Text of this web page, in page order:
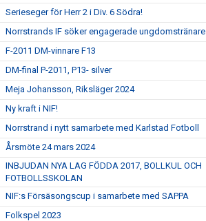
Serieseger för Herr 2 i Div. 6 Södra!
Norrstrands IF söker engagerade ungdomstränare
F-2011 DM-vinnare F13
DM-final P-2011, P13- silver
Meja Johansson, Riksläger 2024
Ny kraft i NIF!
Norrstrand i nytt samarbete med Karlstad Fotboll
Årsmöte 24 mars 2024
INBJUDAN NYA LAG FÖDDA 2017, BOLLKUL OCH
FOTBOLLSSKOLAN
NIF:s Försäsongscup i samarbete med SAPPA
Folkspel 2023